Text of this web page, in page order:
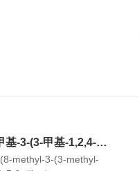
(R)-(4-氟苯基)(8-甲基-3-(3-甲基-1,2,4-噻二唑-5-基)-5,6-二氢-[1,2,4]三氮唑并[4,3-a]吡嗪-7(8H)-基)甲酮
methyl-3-(3-methyl-